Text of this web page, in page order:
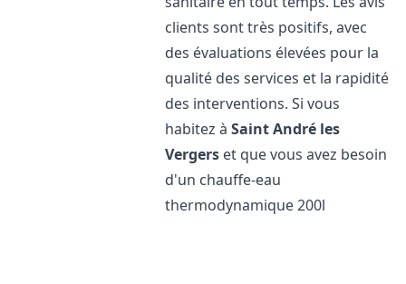
clients sont très positifs, avec
des évaluations élevées pour la
qualité des services et la rapidité
des interventions. Si vous
habitez àSaint André les
Vergers et que vous avez besoin
d'un chauffe-eau
thermodynamique 200l